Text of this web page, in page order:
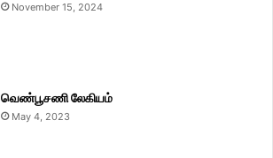
November 15, 2024
வெண்பூசணி லேகியம்
May 4, 2023